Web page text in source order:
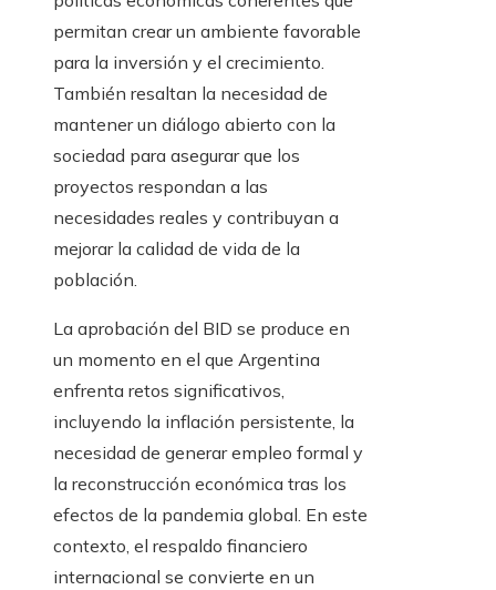
permitan crear un ambiente favorable
para la inversión y el crecimiento.
También resaltan la necesidad de
mantener un diálogo abierto con la
sociedad para asegurar que los
proyectos respondan a las
necesidades reales y contribuyan a
mejorar la calidad de vida de la
población.
La aprobación del BID se produce en
un momento en el que Argentina
enfrenta retos significativos,
incluyendo la inflación persistente, la
necesidad de generar empleo formal y
la reconstrucción económica tras los
efectos de la pandemia global. En este
contexto, el respaldo financiero
internacional se convierte en un